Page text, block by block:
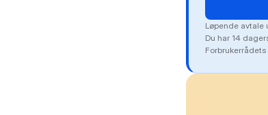
Løpende
Du har 14